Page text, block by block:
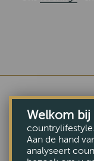
MEUBELEN
Welkom
Aan de hand
analyseert